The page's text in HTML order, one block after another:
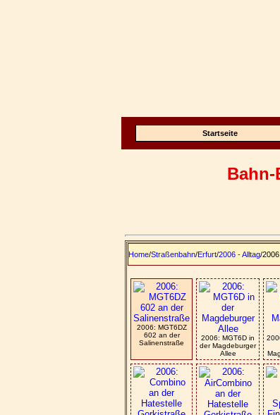
Startseite
Home/Straßenbahn/Erfurt/2006 - Alltag/
2006: MGT6DZ
602 an der
Salinenstraße
2006: MGT6D in
der Magdeburger
Allee